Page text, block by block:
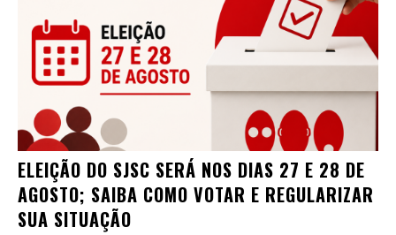
ELEIÇÃO DO SJSC SERÁ NOS DIAS 27 E 28 DE
AGOSTO; SAIBA COMO VOTAR E REGULARIZAR
SUA SITUAÇÃO